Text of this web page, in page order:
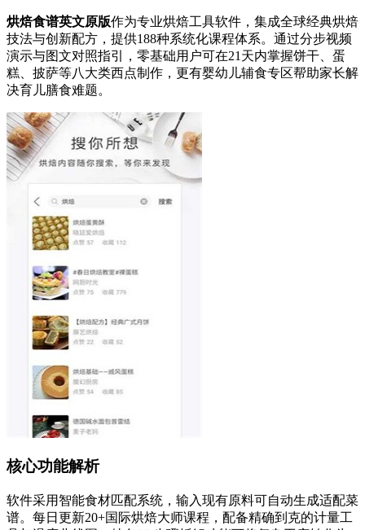
烘焙食谱英文原版作为专业烘焙工具软件，集成全球经典烘焙
技法与创新配方，提供188种系统化课程体系。通过分步视频
演示与图文对照指引，零基础用户可在21天内掌握饼干、蛋
糕、披萨等八大类西点制作，更有婴幼儿辅食专区帮助家长解
决育儿膳食难题。
核心功能解析
软件采用智能食材匹配系统，输入现有原料可自动生成适配菜
谱。每日更新20+国际烘焙大师课程，配备精确到克的计量工